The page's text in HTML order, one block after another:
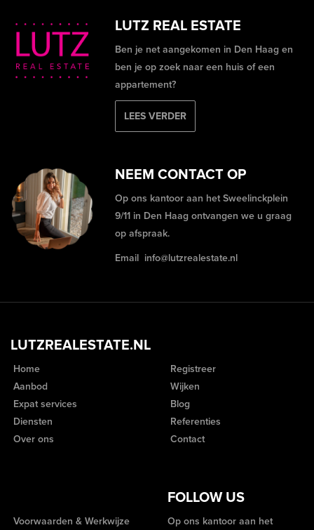
LUTZ REAL ESTATE
Ben je net aangekomen in Den Haag en
ben je op zoek naar een huis of een
appartement?
LEES VERDER
NEEM CONTACT OP
Op ons kantoor aan het Sweelinckplein
9/11 in Den Haag ontvangen we u graag
op afspraak.
Email info@lutzrealestate.nl
LUTZREALESTATE.NL
Home
Aanbod
Expat services
Diensten
Over ons
Registreer
Wijken
Blog
Referenties
Contact
FOLLOW US
Voorwaarden & Werkwijze Op ons kantoor aan het